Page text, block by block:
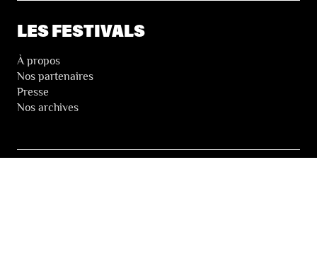
LES FESTIVALS
À propos
Nos partenaires
Presse
Nos archives